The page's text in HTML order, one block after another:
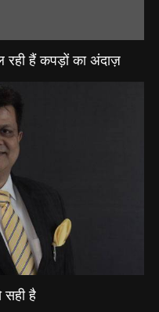
रही हैं कपड़ों का अंदाज़
सही है